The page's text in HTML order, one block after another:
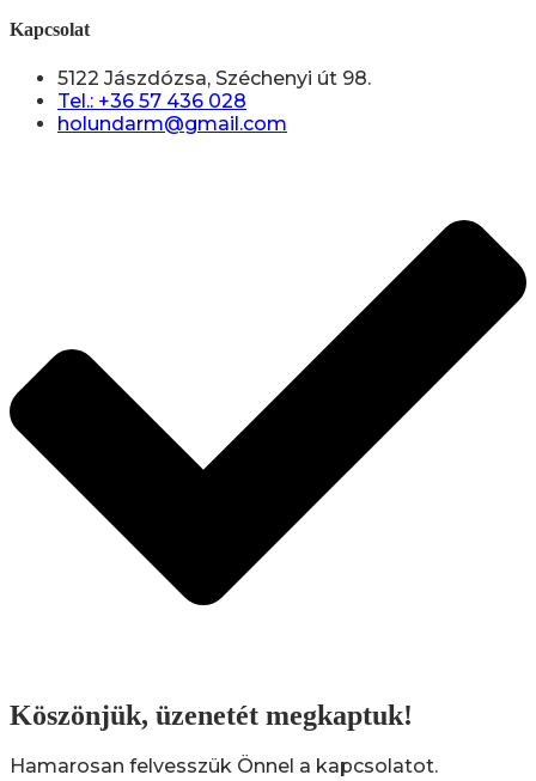
Kapcsolat
5122 Jászdózsa, Széchenyi út 98.
Tel.: +36 57 436 028
holundarm@gmail.com
Köszönjük, üzenetét megkaptuk!
Hamarosan felvesszük Önnel a kapcsolatot.